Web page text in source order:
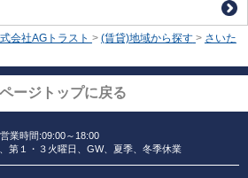
会社AGトラスト > (賃貸)地域から探す > さいた
ページトップに戻る
営業時間:09:00～18:00
第１・３火曜日、GW、夏季、冬季休業